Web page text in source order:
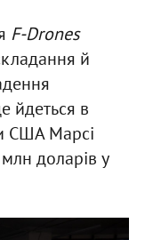
F-Drones
й
йдеться в
США Марсі
доларів у